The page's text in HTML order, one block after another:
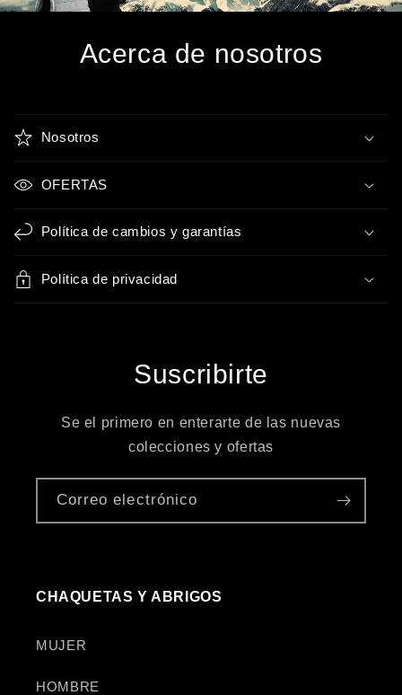
Acerca de nosotros
Nosotros
OFERTAS
Política de cambios y garantías
Política de privacidad
Suscribirte
Se el primero en enterarte de las nuevas
colecciones y ofertas
Correo electrónico
CHAQUETAS Y ABRIGOS
MUJER
HOMBRE